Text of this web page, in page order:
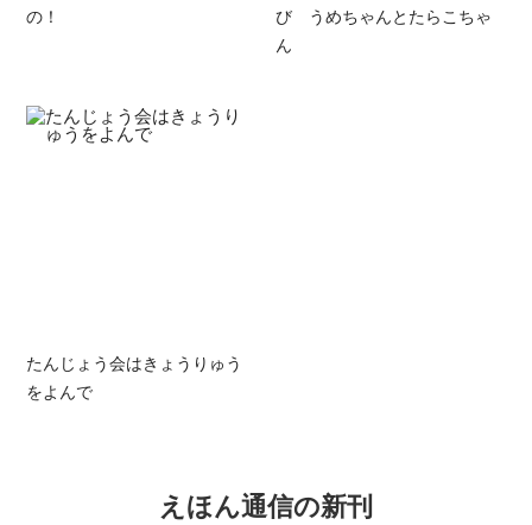
の！
び うめちゃんとたらこちゃ
ん
たんじょう会はきょうりゅう
をよんで
えほん通信の新刊